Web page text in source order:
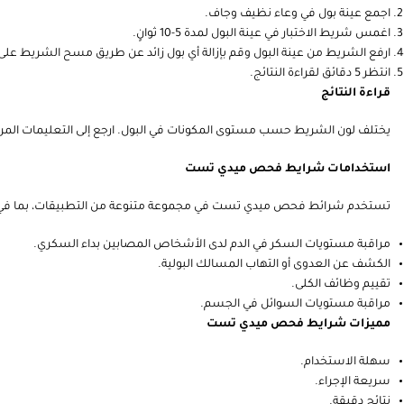
اجمع عينة بول في وعاء نظيف وجاف.
اغمس شريط الاختبار في عينة البول لمدة 5-10 ثوانٍ.
ارفع الشريط من عينة البول وقم بإزالة أي بول زائد عن طريق مسح الشريط على
انتظر 5 دقائق لقراءة النتائج.
قراءة النتائج
يختلف لون الشريط حسب مستوى المكونات في البول. ارجع إلى التعليمات
استخدامات شرايط فحص ميدي تست
تستخدم شرائط فحص ميدي تست في مجموعة متنوعة من التطبيقات، بما
مراقبة مستويات السكر في الدم لدى الأشخاص المصابين بداء السكري.
الكشف عن العدوى أو التهاب المسالك البولية.
تقييم وظائف الكلى.
مراقبة مستويات السوائل في الجسم.
مميزات شرايط فحص ميدي تست
سهلة الاستخدام.
سريعة الإجراء.